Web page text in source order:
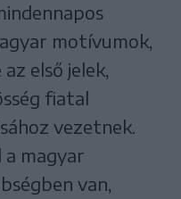
motívumok,
első jelek,
fiatal
vezetnek.
magyar
van,